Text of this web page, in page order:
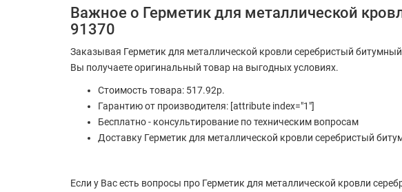
Важное о Герметик для металлической
91370
Заказывая Герметик для металлической кровли серебристый
Вы получаете оригинальный товар на выгодных условиях.
Стоимость товара: 517.92р.
Гарантию от производителя: [attribute index="1"]
Бесплатно - консультирование по техническим вопросам
Доставку Герметик для металлической кровли серебристый
Если у Вас есть вопросы про Герметик для металлической кровли